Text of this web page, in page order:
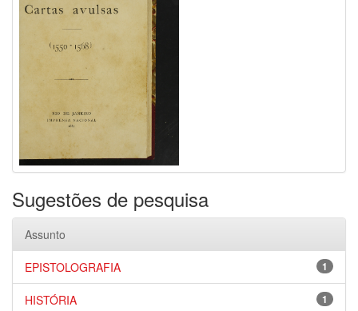
Sugestões de pesquisa
Assunto
1
EPISTOLOGRAFIA
1
HISTÓRIA